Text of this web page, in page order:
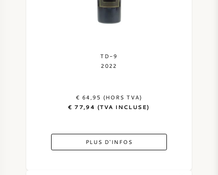
TD-9
2022
€ 64,95 (HORS TVA)
€ 77,94 (TVA INCLUSE)
PLUS D'INFOS